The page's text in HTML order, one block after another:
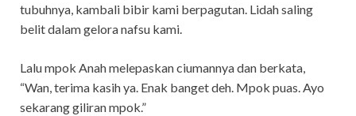
tubuhnya, kambali bibir kami berpagutan. Lidah saling
belit dalam gelora nafsu kami.
Lalu mpok Anah melepaskan ciumannya dan berkata,
“Wan, terima kasih ya. Enak banget deh. Mpok puas. Ayo
sekarang giliran mpok.”